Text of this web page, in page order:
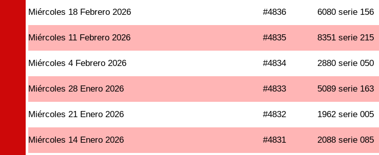
Miércoles 18 Febrero 2026 #4836 6080 serie 156
Miércoles 11 Febrero 2026 #4835 8351 serie 215
Miércoles 4 Febrero 2026 #4834 2880 serie 050
Miércoles 28 Enero 2026 #4833 5089 serie 163
Miércoles 21 Enero 2026 #4832 1962 serie 005
Miércoles 14 Enero 2026 #4831 2088 serie 085